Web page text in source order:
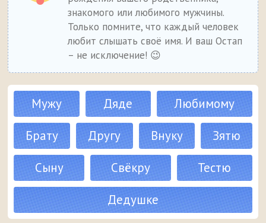
знакомого или любимого мужчины.
Только помните, что каждый человек
любит слышать своё имя. И ваш Остап
– не исключение! 😉
Мужу Дяде
Любимому
Брату
Другу Внуку
Зятю
Сыну
Свёкру
Тестю
Дедушке